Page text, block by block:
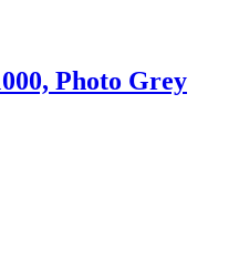
Photo Grey